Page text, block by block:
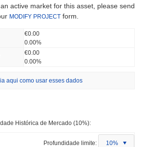
active market for this asset, please send
MODIFY PROJECT form.
€0.00
0.00%
€0.00
0.00%
aqui como usar esses dados
Histórica de Mercado (10%):
Profundidade limite: 10%